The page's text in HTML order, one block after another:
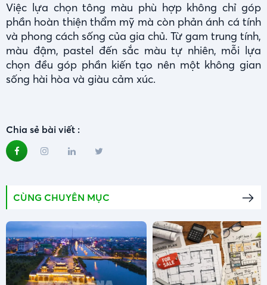
Việc lựa chọn tông màu phù hợp không chỉ góp
phần hoàn thiện thẩm mỹ mà còn phản ánh cá tính
và phong cách sống của gia chủ. Từ gam trung tính,
màu đậm, pastel đến sắc màu tự nhiên, mỗi lựa
chọn đều góp phần kiến tạo nên một không gian
sống hài hòa và giàu cảm xúc.
Chia sẻ bài viết :
CÙNG CHUYÊN MỤC